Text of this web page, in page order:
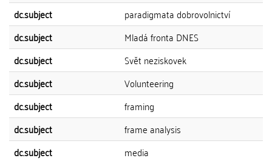
dc.subject
paradigmata dobrovolnictví
dc.subject
Mladá fronta DNES
dc.subject
Svět neziskovek
dc.subject
Volunteering
dc.subject
framing
dc.subject
frame analysis
dc.subject
media